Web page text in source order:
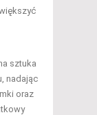
sztuka
nadając
oraz